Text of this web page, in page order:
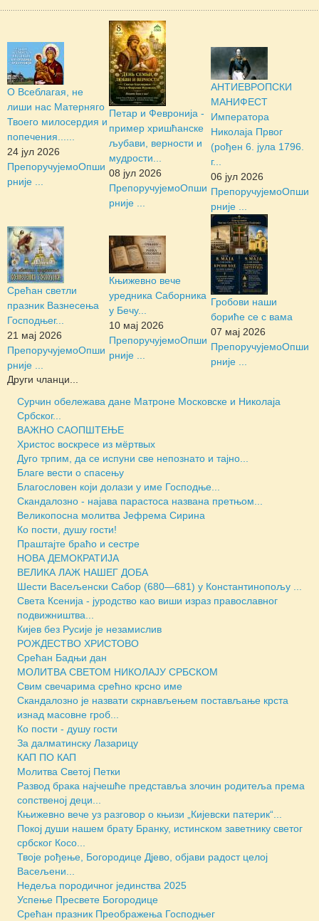
О Всеблагая, не
лиши нас Матерняго
Твоего милосердия и
попечения......
24 јул 2026
ПрепоручујемоОпши
рније ...
Петар и Февронија -
пример хришћанске
љубави, верности и
мудрости...
08 јул 2026
ПрепоручујемоОпши
рније ...
АНТИЕВРОПСКИ
МАНИФЕСТ
Императора
Николаја Првог
(рођен 6. јула 1796.
г...
06 јул 2026
ПрепоручујемоОпши
рније ...
Срећан светли
празник Вазнесења
Господњег...
21 мај 2026
ПрепоручујемоОпши
рније ...
Књижевно вече
уредника Саборника
у Бечу...
10 мај 2026
ПрепоручујемоОпши
рније ...
Гробови наши
бориће се с вама
07 мај 2026
ПрепоручујемоОпши
рније ...
Други чланци...
Сурчин обележава дане Матроне Московске и Николаја
Србског...
ВАЖНО САОПШТЕЊЕ
Христос воскресе из мёртвых
Дуго трпим, да се испуни све непознато и тајно...
Благе вести о спасењу
Благословен који долази у име Господње...
Скандалозно - најава парастоса названа претњом...
Великопосна молитва Јефрема Сирина
Ко пости, душу гости!
Праштајте браћо и сестре
НОВА ДЕМОКРАТИЈА
ВЕЛИКА ЛАЖ НАШЕГ ДОБА
Шести Васељенски Сабор (680—681) у Константинопољу ...
Света Ксенија - јуродство као виши израз православног
подвижништва...
Кијев без Русије је незамислив
РОЖДЕСТВО ХРИСТОВО
Срећан Бадњи дан
МОЛИТВА СВЕТОМ НИКОЛАЈУ СРБСКОМ
Свим свечарима срећно крсно име
Скандалозно је назвати скрнављењем постављање крста
изнад масовне гроб...
Ко пости - душу гости
За далматинску Лазарицу
КАП ПО КАП
Молитва Светој Петки
Развод брака најчешће представља злочин родитеља према
сопственој деци...
Књижевно вече уз разговор о књизи „Кијевски патерик“...
Покој души нашем брату Бранку, истинском заветнику светог
србског Косо...
Твоје рођење, Богородице Дјево, објави радост целој
Васељени...
Недеља породичног јединства 2025
Успење Пресвете Богородице
Срећан празник Преображења Господњег